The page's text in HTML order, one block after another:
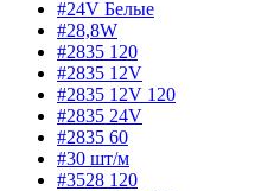
#24V Белые
#28,8W
#2835 120
#2835 12V
#2835 12V 120
#2835 24V
#2835 60
#30 шт/м
#3528 120